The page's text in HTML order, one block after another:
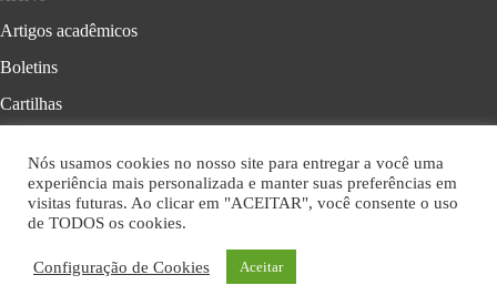
Artigos acadêmicos
Boletins
Cartilhas
Folhetos
Livros
Nós usamos cookies no nosso site para entregar a você uma
experiência mais personalizada e manter suas preferências em
visitas futuras. Ao clicar em "ACEITAR", você consente o uso
de TODOS os cookies.
Configuração de Cookies Aceitar